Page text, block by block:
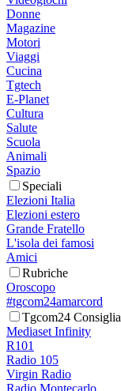
Donne
Magazine
Motori
Viaggi
Cucina
Tgtech
E-Planet
Cultura
Salute
Scuola
Animali
Spazio
Speciali
Elezioni Italia
Elezioni estero
Grande Fratello
L'isola dei famosi
Amici
Rubriche
Oroscopo
#tgcom24amarcord
Tgcom24 Consiglia
Mediaset Infinity
R101
Radio 105
Virgin Radio